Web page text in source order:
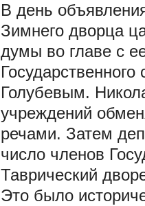
В день
Зимнего дворца
думы во главе с
Голубевым.
учреждений
речами. Затем
число членов
Таврический
Это было